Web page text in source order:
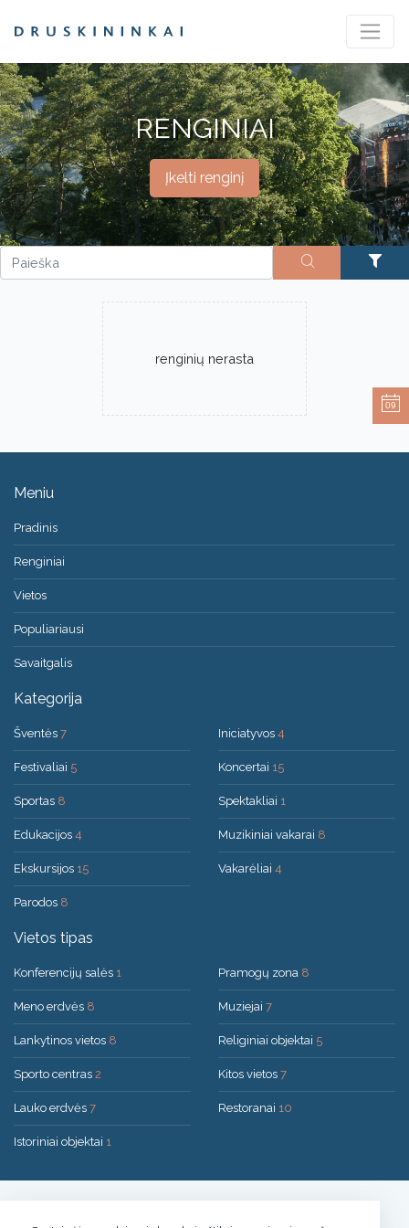
RENGINIAI
Įkelti renginį
renginių nerasta
Meniu
Pradinis
Renginiai
Vietos
Populiariausi
Savaitgalis
Kategorija
Šventės 7
Festivaliai 5
Sportas 8
Edukacijos 4
Ekskursijos 15
Parodos 8
Iniciatyvos 4
Koncertai 15
Spektakliai 1
Muzikiniai vakarai 8
Vakarėliai 4
Vietos tipas
Konferencijų salės 1
Meno erdvės 8
Lankytinos vietos 8
Sporto centras 2
Lauko erdvės 7
Istoriniai objektai 1
Pramogų zona 8
Muziejai 7
Religiniai objektai 5
Kitos vietos 7
Restoranai 10
09